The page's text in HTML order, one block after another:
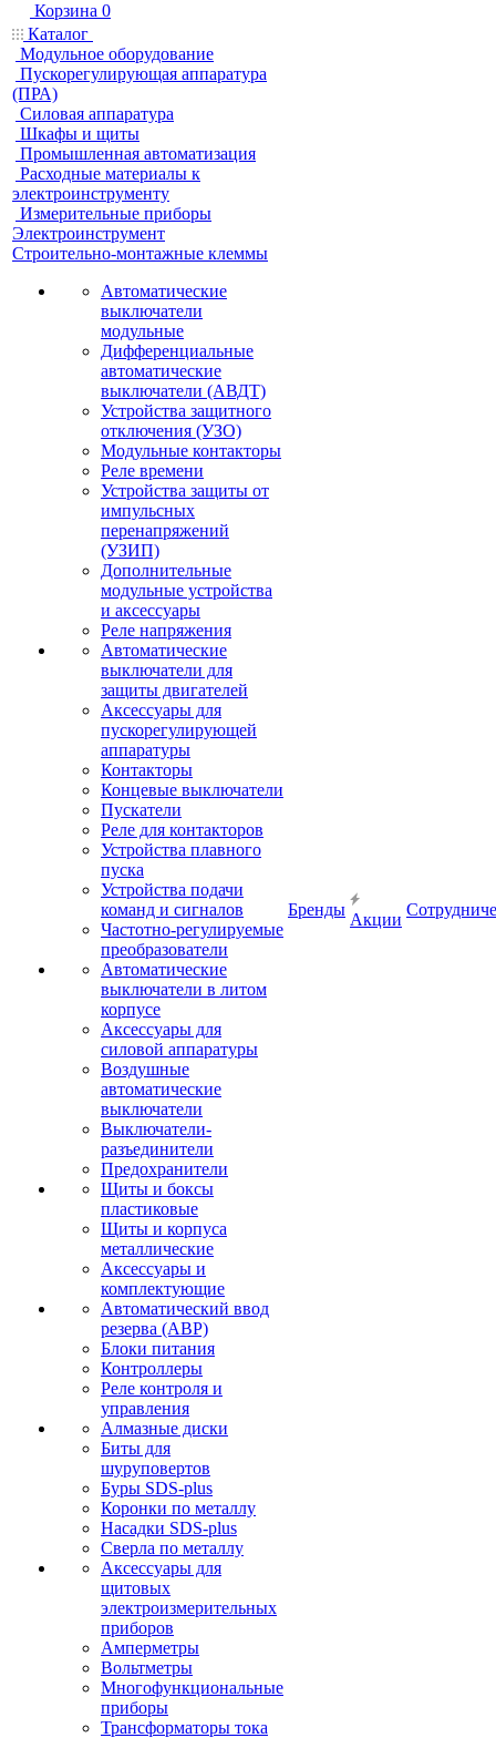
Корзина 0
Каталог
Модульное оборудование
Пускорегулирующая аппаратура
(ПРА)
Силовая аппаратура
Шкафы и щиты
Промышленная автоматизация
Расходные материалы к
электроинструменту
Измерительные приборы
Электроинструмент
Строительно-монтажные клеммы
Автоматические
выключатели
модульные
Дифференциальные
автоматические
выключатели (АВДТ)
Устройства защитного
отключения (УЗО)
Модульные контакторы
Реле времени
Устройства защиты от
импульсных
перенапряжений
(УЗИП)
Дополнительные
модульные устройства
и аксессуары
Реле напряжения
Автоматические
выключатели для
защиты двигателей
Аксессуары для
пускорегулирующей
аппаратуры
Контакторы
Концевые выключатели
Пускатели
Реле для контакторов
Устройства плавного
пуска
Устройства подачи
команд и сигналов
Частотно-регулируемые
преобразователи
Автоматические
выключатели в литом
корпусе
Аксессуары для
силовой аппаратуры
Воздушные
автоматические
выключатели
Выключатели-
разъединители
Предохранители
Щиты и боксы
пластиковые
Щиты и корпуса
металлические
Аксессуары и
комплектующие
Автоматический ввод
резерва (АВР)
Блоки питания
Контроллеры
Реле контроля и
управления
Алмазные диски
Биты для
шуруповертов
Буры SDS-plus
Коронки по металлу
Насадки SDS-plus
Сверла по металлу
Аксессуары для
щитовых
электроизмерительных
приборов
Амперметры
Вольтметры
Многофункциональные
приборы
Трансформаторы тока
Бренды
Акции